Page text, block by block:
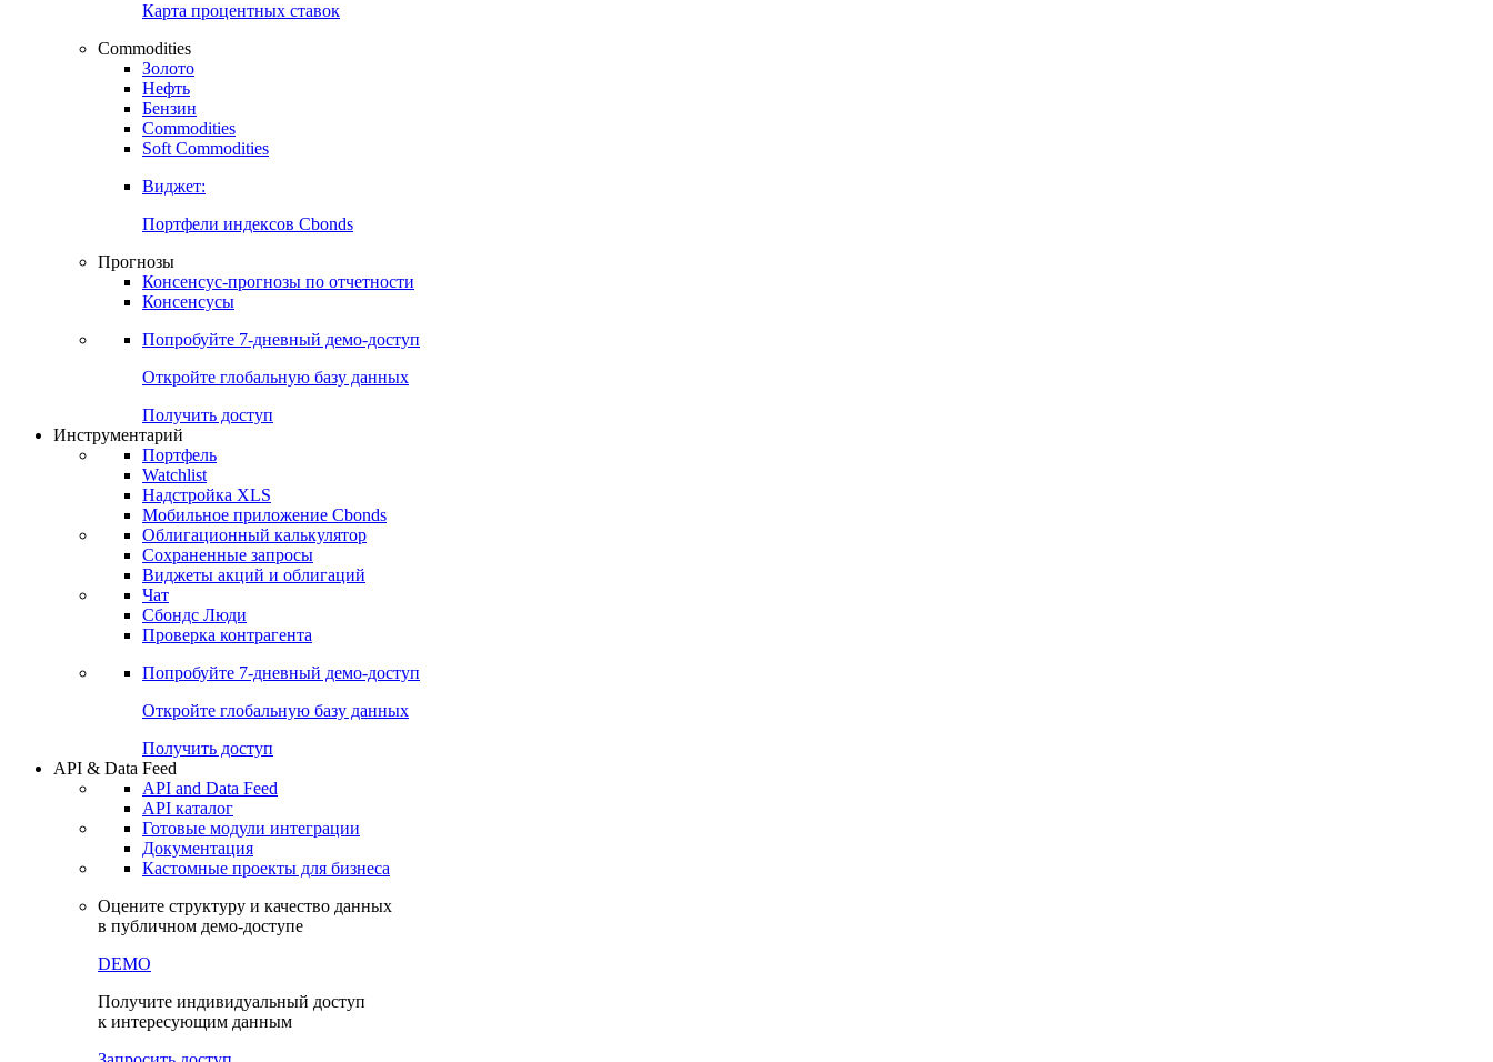
Карта процентных ставок
Commodities
Золото
Нефть
Бензин
Commodities
Soft Commodities
Виджет:
Портфели индексов Cbonds
Прогнозы
Консенсус-прогнозы по отчетности
Консенсусы
Попробуйте 7-дневный демо-доступ
Откройте глобальную базу данных
Получить доступ
Инструментарий
Портфель
Watchlist
Надстройка XLS
Мобильное приложение Cbonds
Облигационный калькулятор
Сохраненные запросы
Виджеты акций и облигаций
Чат
Сбондс Люди
Проверка контрагента
Попробуйте 7-дневный демо-доступ
Откройте глобальную базу данных
Получить доступ
API & Data Feed
API and Data Feed
API каталог
Готовые модули интеграции
Документация
Кастомные проекты для бизнеса
Оцените структуру и качество данных
в публичном демо-доступе
DEMO
Получите индивидуальный доступ
к интересующим данным